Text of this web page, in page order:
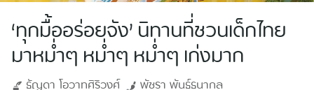
‘ทุกมื้ออร่อยจัง’ นิทานที่ชวนเด็กไทย
มาหม่ำๆ หม่ำๆ หม่ำๆ เก่งมาก